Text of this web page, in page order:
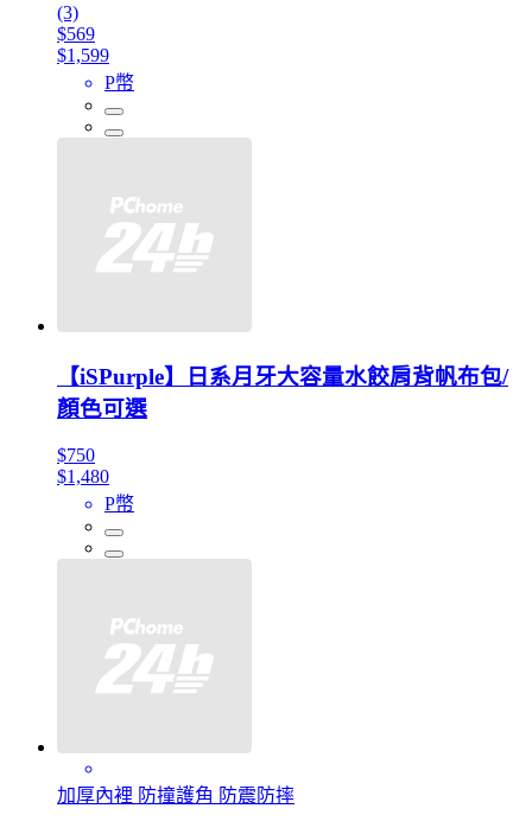
(3)
$569
$1,599
P幣
【iSPurple】日系月牙大容量水餃肩背帆布包/
顏色可選
$750
$1,480
P幣
加厚內裡 防撞護角 防震防摔